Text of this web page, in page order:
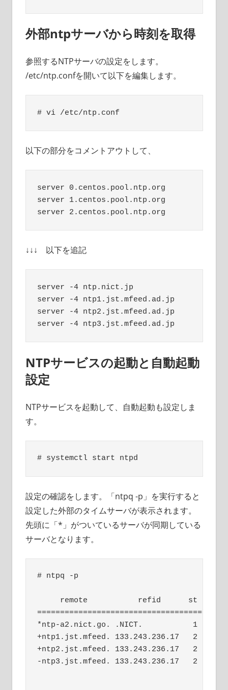
外部ntpサーバから時刻を取得
参照するNTPサーバの設定をします。
/etc/ntp.confを開いて以下を編集します。
以下の部分をコメントアウトして、
server 0.centos.pool.ntp.org
server 1.centos.pool.ntp.org
↓↓↓ 以下を追記
server -4 ntp.nict.jp
server -4 ntp1.jst.mfeed.ad.jp
server -4 ntp2.jst.mfeed.ad.jp
NTPサービスの起動と自動起動
設定
NTPサービスを起動して、自動起動も設定しま
す。
設定の確認をします。「ntpq -p」を実行すると
設定した外部のタイムサーバが表示されます。
先頭に「*」がついているサーバが同期している
サーバとなります。
# ntpq -p
remote           refid      st t
*ntp-a2.nict.go. .NICT.           1 u
+ntp1.jst.mfeed. 133.243.236.17   2 u
+ntp2.jst.mfeed. 133.243.236.17   2 u
-ntp3.jst.mfeed. 133.243.236.17   2 u